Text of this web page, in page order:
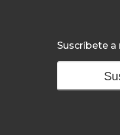
Suscríbete